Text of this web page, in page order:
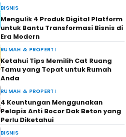
BISNIS
Mengulik 4 Produk Digital Platform
untuk Bantu Transformasi Bisnis di
Era Modern
RUMAH & PROPERTI
Ketahui Tips Memilih Cat Ruang
Tamu yang Tepat untuk Rumah
Anda
RUMAH & PROPERTI
4 Keuntungan Menggunakan
Pelapis Anti Bocor Dak Beton yang
Perlu Diketahui
BISNIS